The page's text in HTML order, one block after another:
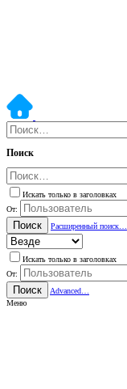
Поиск
Искать только в заголовках
От:
Поиск Расширенный поиск…
Искать только в заголовках
От:
Поиск
Advanced…
Меню